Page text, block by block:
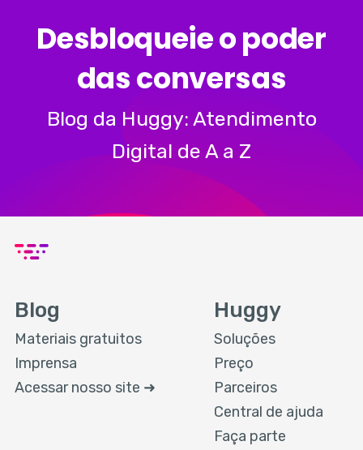
Desbloqueie o poder
das conversas
Blog da Huggy: Atendimento
Digital de A a Z
Blog
Materiais gratuitos
Imprensa
Acessar nosso site ➜
Huggy
Soluções
Preço
Parceiros
Central de ajuda
Faça parte